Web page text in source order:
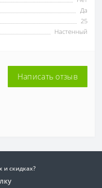
Да
25
Настенный
Написать отзыв
и скидках?